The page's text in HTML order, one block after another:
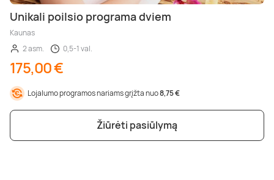
Unikali poilsio programa dviem
Kaunas
2 asm.
0,5-1 val.
175,00 €
Lojalumo programos nariams grįžta nuo8,75 €
Žiūrėti pasiūlymą